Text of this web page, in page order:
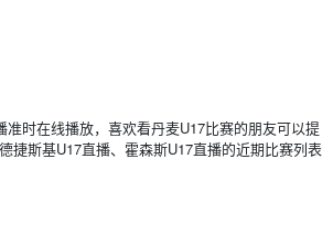
时在线播放，喜欢看丹麦U17比赛的朋友可以提
捷斯基U17直播、霍森斯U17直播的近期比赛列表